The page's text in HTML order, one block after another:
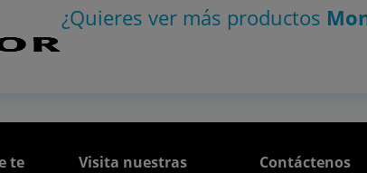
¿Quieres ver más productos
te
Visita nuestras
Contáctenos